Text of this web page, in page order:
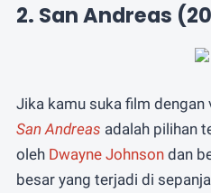
2. San Andreas
Jika kamu suka film dengan
San Andreas adalah pilihan
oleh Dwayne Johnsondan
besar yang terjadi di